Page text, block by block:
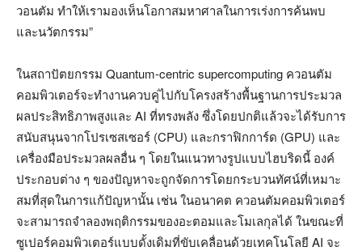
วอนตัม ทำให้เรามองเห็นโอกาสมหาศาลในการเร่งการค้นพบ
และนวัตกรรม”
ในสถาปัตยกรรม Quantum-centric supercomputing ควอนตัม
คอมพิวเตอร์จะทำงานควบคู่ไปกับโครงสร้างพื้นฐานการประมวล
ผลประสิทธิภาพสูงและ AI ที่ทรงพลัง ซึ่งโดยปกติแล้วจะได้รับการ
สนับสนุนจากโปรเซสเซอร์ (CPU) และกราฟิกการ์ด (GPU) และ
เครื่องมือประมวลผลอื่น ๆ โดยในแนวทางรูปแบบไฮบริดนี้ องค์
ประกอบต่าง ๆ ของปัญหาจะถูกจัดการโดยกระบวนทัศน์ที่เหมาะ
สมที่สุดในการแก้ปัญหานั้น เช่น ในอนาคต ควอนตัมคอมพิวเตอร์
จะสามารถจำลองพฤติกรรมของอะตอมและโมเลกุลได้ ในขณะที่
ซูเปอร์คอมพิวเตอร์แบบดั้งเดิมที่ขับเคลื่อนด้วยเทคโนโลยี AI จะ